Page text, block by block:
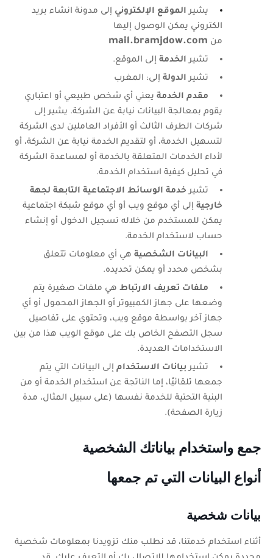
يشيرالموقع الإلكترونيإلى مدونةانشاء بريد
الكترونييمكن الوصول إليها
منmail.bramjdow.com
تشيرالخدمةإلى الموقع.
تشيرالدولةإلى: المغرب
مقدم الخدمةيعني أي شخص طبيعي أو اعتباري
يقوم بمعالجة البيانات نيابة عن الشركة. يشير إلى
شركات الطرف الثالث أو الأفراد العاملين لدى الشركة
لتسهيل الخدمة، أو لتقديم الخدمة نيابة عن الشركة، أو
لأداء الخدمات المتعلقة بالخدمة أو لمساعدة الشركة
في تحليل كيفية استخدام الخدمة.
تشيرخدمة الوسائط الاجتماعية التابعة لجهة
خارجيةإلى أي موقع ويب أو أي موقع شبكة اجتماعية
يمكن للمستخدم من خلاله تسجيل الدخول أو إنشاء
حساب لاستخدام الخدمة.
البيانات الشخصيةهي أي معلومات تتعلق
بشخص محدد أو يمكن تحديده.
ملفات تعريف الارتباطهي ملفات صغيرة يتم
وضعها على جهاز الكمبيوتر أو الجهاز المحمول أو أي
جهاز آخر بواسطة موقع ويب، وتحتوي على تفاصيل
سجل التصفح الخاص بك على موقع الويب هذا من بين
الاستخدامات العديدة.
تشيربيانات الاستخدامإلى البيانات التي يتم
جمعها تلقائيًا، إما الناتجة عن استخدام الخدمة أو من
البنية التحتية للخدمة نفسها (على سبيل المثال، مدة
زيارة الصفحة).
جمع واستخدام بياناتك الشخصية
أنواع البيانات التي تم جمعها
بيانات شخصية
أثناء استخدام خدمتنا، قد نطلب منك تزويدنا بمعلومات شخصية